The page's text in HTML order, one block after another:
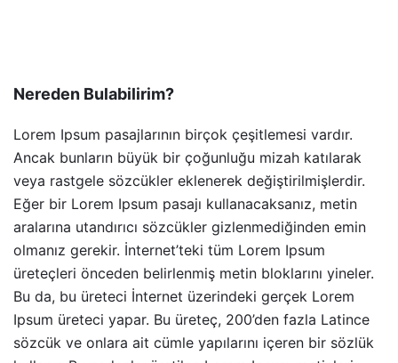
Nereden Bulabilirim?
Lorem Ipsum pasajlarının birçok çeşitlemesi vardır.
Ancak bunların büyük bir çoğunluğu mizah katılarak
veya rastgele sözcükler eklenerek değiştirilmişlerdir.
Eğer bir Lorem Ipsum pasajı kullanacaksanız, metin
aralarına utandırıcı sözcükler gizlenmediğinden emin
olmanız gerekir. İnternet’teki tüm Lorem Ipsum
üreteçleri önceden belirlenmiş metin bloklarını yineler.
Bu da, bu üreteci İnternet üzerindeki gerçek Lorem
Ipsum üreteci yapar. Bu üreteç, 200’den fazla Latince
sözcük ve onlara ait cümle yapılarını içeren bir sözlük